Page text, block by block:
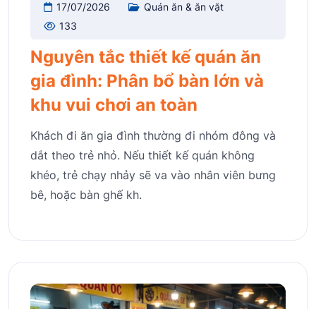
17/07/2026
Quán ăn & ăn vặt
133
Nguyên tắc thiết kế quán ăn
gia đình: Phân bổ bàn lớn và
khu vui chơi an toàn
Khách đi ăn gia đình thường đi nhóm đông và
dắt theo trẻ nhỏ. Nếu thiết kế quán không
khéo, trẻ chạy nhảy sẽ va vào nhân viên bưng
bê, hoặc bàn ghế kh.